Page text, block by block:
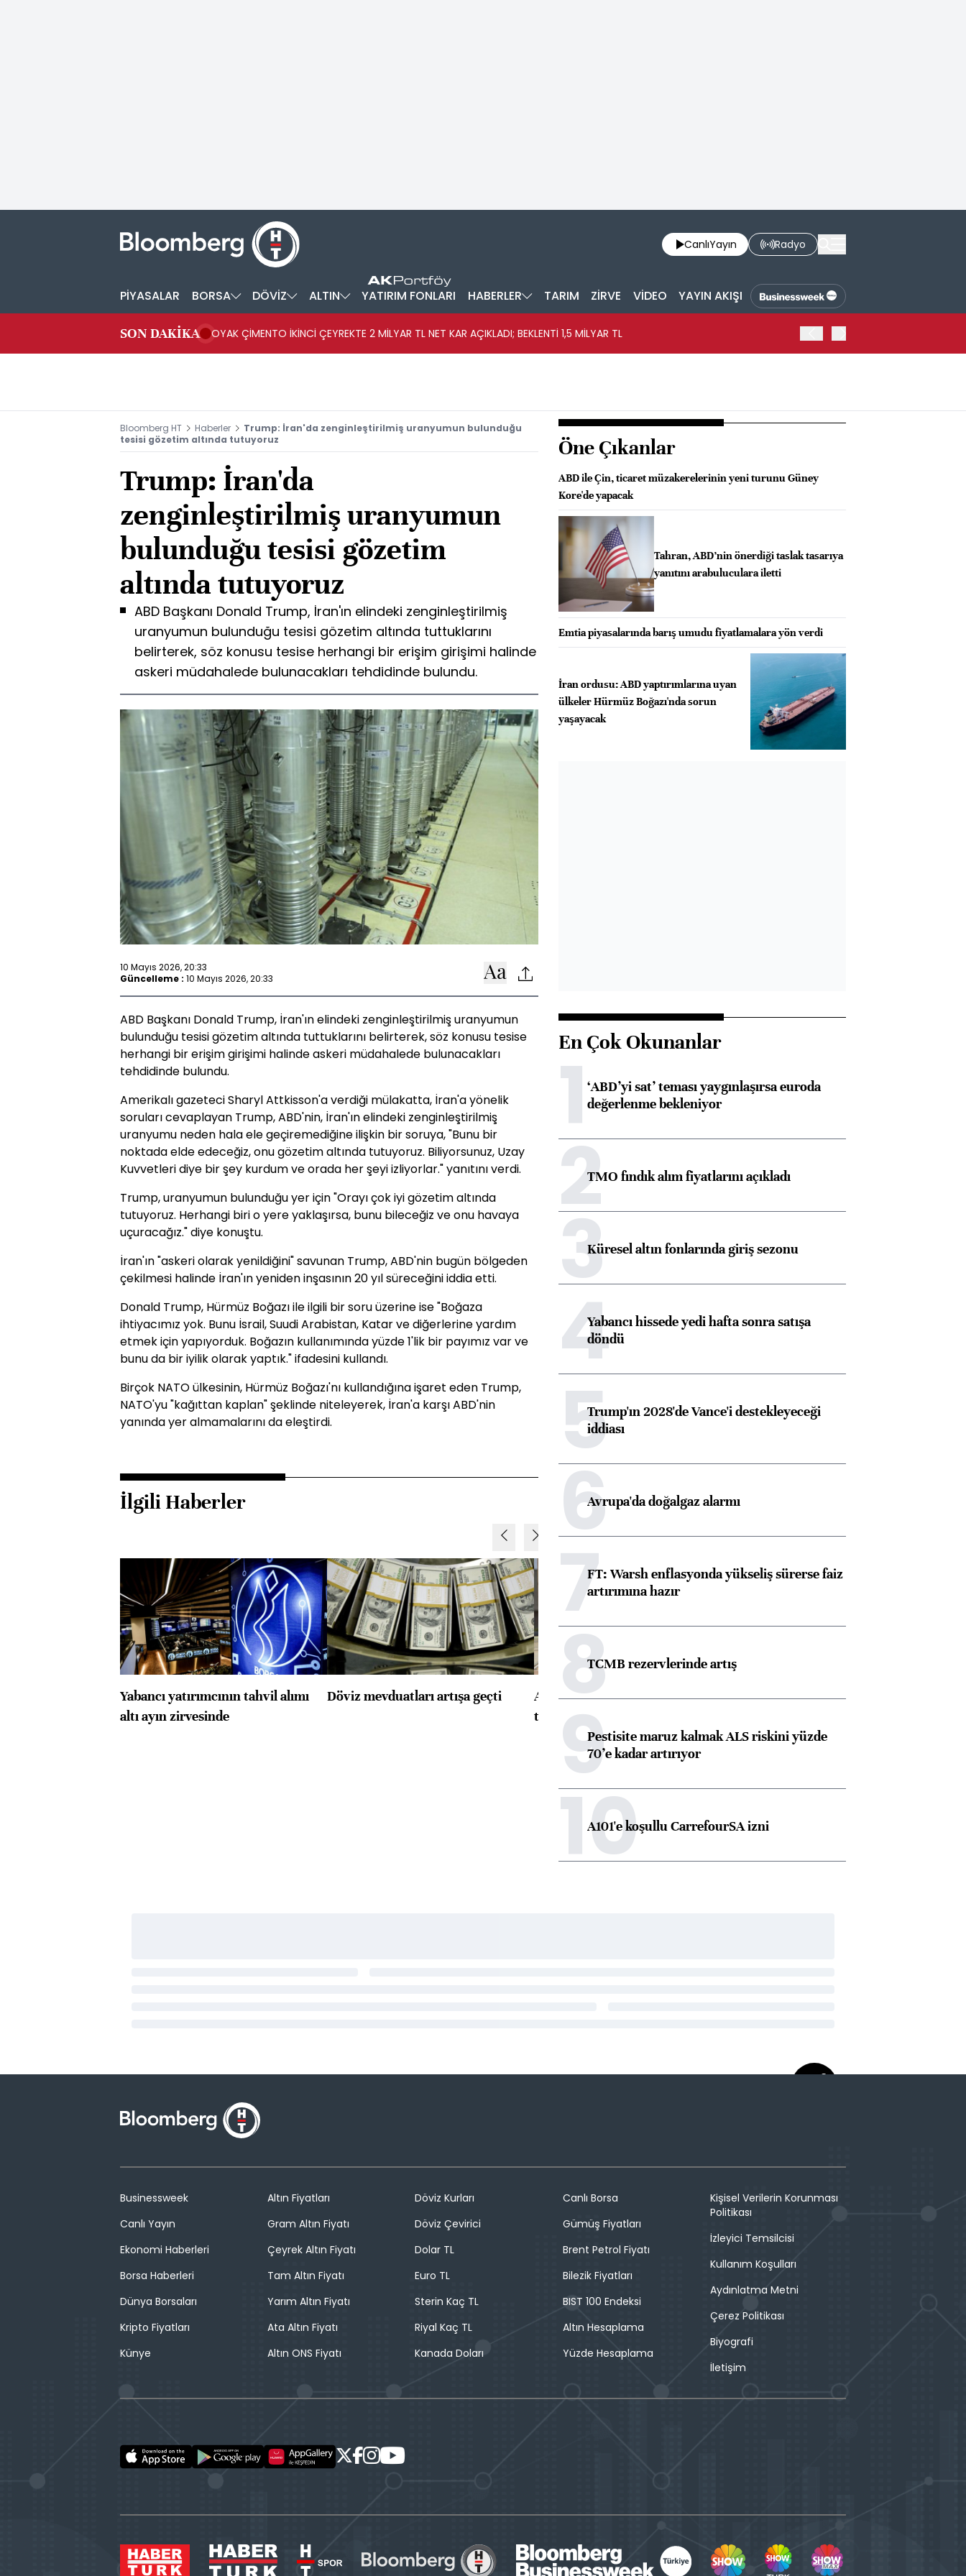
CanlıYayın Radyo
PİYASALAR BORSA DÖVİZ ALTIN YATIRIM FONLARI HABERLER TARIM ZİRVE VİDEO YAYIN AKIŞI
SON DAKİKA OYAK ÇİMENTO İKİNCİ ÇEYREKTE 2 MİLYAR TL NET KAR AÇIKLADI; BEKLENTİ 1,5 MİLYAR TL
Bloomberg HT Haberler
Trump: İran'da zenginleştirilmiş uranyumun bulunduğu
tesisi gözetim altında tutuyoruz
Trump: İran'da
zenginleştirilmiş uranyumun
bulunduğu tesisi gözetim
altında tutuyoruz
ABD Başkanı Donald Trump, İran'ın elindeki zenginleştirilmiş
uranyumun bulunduğu tesisi gözetim altında tuttuklarını
belirterek, söz konusu tesise herhangi bir erişim girişimi halinde
askeri müdahalede bulunacakları tehdidinde bulundu.
10 Mayıs 2026, 20:33
Güncelleme : 10 Mayıs 2026, 20:33
ABD Başkanı Donald Trump, İran'ın elindeki zenginleştirilmiş uranyumun
bulunduğu tesisi gözetim altında tuttuklarını belirterek, söz konusu tesise
herhangi bir erişim girişimi halinde askeri müdahalede bulunacakları
tehdidinde bulundu.
Amerikalı gazeteci Sharyl Attkisson'a verdiği mülakatta, İran'a yönelik
soruları cevaplayan Trump, ABD'nin, İran'ın elindeki zenginleştirilmiş
uranyumu neden hala ele geçiremediğine ilişkin bir soruya, "Bunu bir
noktada elde edeceğiz, onu gözetim altında tutuyoruz. Biliyorsunuz, Uzay
Kuvvetleri diye bir şey kurdum ve orada her şeyi izliyorlar." yanıtını verdi.
Trump, uranyumun bulunduğu yer için "Orayı çok iyi gözetim altında
tutuyoruz. Herhangi biri o yere yaklaşırsa, bunu bileceğiz ve onu havaya
uçuracağız." diye konuştu.
İran'ın "askeri olarak yenildiğini" savunan Trump, ABD'nin bugün bölgeden
çekilmesi halinde İran'ın yeniden inşasının 20 yıl süreceğini iddia etti.
Donald Trump, Hürmüz Boğazı ile ilgili bir soru üzerine ise "Boğaza
ihtiyacımız yok. Bunu İsrail, Suudi Arabistan, Katar ve diğerlerine yardım
etmek için yapıyorduk. Boğazın kullanımında yüzde 1'lik bir payımız var ve
bunu da bir iyilik olarak yaptık." ifadesini kullandı.
Birçok NATO ülkesinin, Hürmüz Boğazı'nı kullandığına işaret eden Trump,
NATO'yu "kağıttan kaplan" şeklinde niteleyerek, İran'a karşı ABD'nin
yanında yer almamalarını da eleştirdi.
İlgili Haberler
Yabancı yatırımcının tahvil alımı
altı ayın zirvesinde
Döviz mevduatları artışa geçti
ABD'de konut başlangıçları
toparlandı
Almanya, Commerzbank
Öne Çıkanlar
ABD ile Çin, ticaret müzakerelerinin yeni turunu Güney
Kore'de yapacak
Tahran, ABD’nin önerdiği taslak tasarıya
yanıtını arabuluculara iletti
Emtia piyasalarında barış umudu fiyatlamalara yön verdi
İran ordusu: ABD yaptırımlarına uyan
ülkeler Hürmüz Boğazı'nda sorun
yaşayacak
En Çok Okunanlar
1‘ABD’yi sat’ teması yaygınlaşırsa euroda
değerlenme bekleniyor
2TMO fındık alım fiyatlarını açıkladı
3Küresel altın fonlarında giriş sezonu
4Yabancı hissede yedi hafta sonra satışa
döndü
5Trump'ın 2028'de Vance'i destekleyeceği
iddiası
6Avrupa'da doğalgaz alarmı
7FT: Warsh enflasyonda yükseliş sürerse faiz
artırımına hazır
8TCMB rezervlerinde artış
9Pestisite maruz kalmak ALS riskini yüzde
70’e kadar artırıyor
10
A101'e koşullu CarrefourSA izni
Businessweek
Canlı Yayın
Ekonomi Haberleri
Borsa Haberleri
Dünya Borsaları
Kripto Fiyatları
Künye
Altın Fiyatları
Gram Altın Fiyatı
Çeyrek Altın Fiyatı
Tam Altın Fiyatı
Yarım Altın Fiyatı
Ata Altın Fiyatı
Altın ONS Fiyatı
Döviz Kurları
Döviz Çevirici
Dolar TL
Euro TL
Sterin Kaç TL
Riyal Kaç TL
Kanada Doları
Canlı Borsa
Gümüş Fiyatları
Brent Petrol Fiyatı
Bilezik Fiyatları
BIST 100 Endeksi
Altın Hesaplama
Yüzde Hesaplama
Kişisel Verilerin Korunması
Politikası
İzleyici Temsilcisi
Kullanım Koşulları
Aydınlatma Metni
Çerez Politikası
Biyografi
İletişim